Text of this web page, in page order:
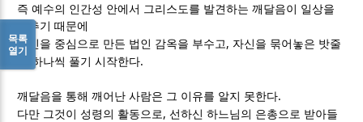
즉 예수의 인간성 안에서 그리스도를 발견하는 깨달음이 일상을
비추기 때문에
자신을 중심으로 만든 법인 감옥을 부수고 , 자신을 묶어놓은 밧줄
을 하나씩 풀기 시작한다.
깨달음을 통해 깨어난 사람은 그 이유를 알지 못한다.
다만 그것이 성령의 활동으로 ,선하신 하느님의 은총으로 받아들
목록
열기